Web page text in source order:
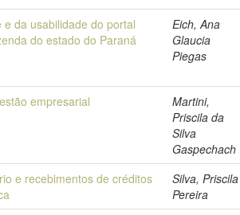
da usabilidade do portal
do estado do Paraná
Eich, Ana
Glaucia
Piegas
empresarial
Martini,
Priscila da
Silva
Gaspechach
e recebimentos de créditos
Silva, Priscila
Pereira